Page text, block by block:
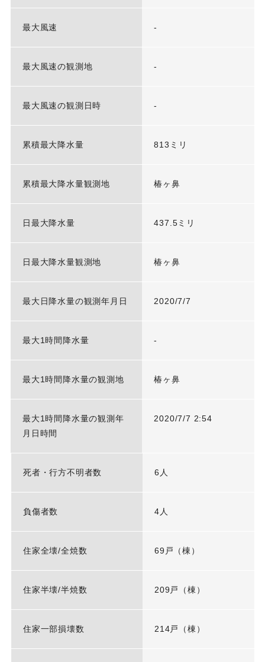
最大風速 -
最大風速の観測地 -
最大風速の観測日時 -
累積最大降水量 813ミリ
累積最大降水量観測地 椿ヶ鼻
日最大降水量 437.5ミリ
日最大降水量観測地 椿ヶ鼻
最大日降水量の観測年月日 2020/7/7
最大1時間降水量 -
最大1時間降水量の観測地 椿ヶ鼻
最大1時間降水量の観測年
月日時間
2020/7/7 2:54
死者・行方不明者数 6人
負傷者数 4人
住家全壊/全焼数 69戸（棟）
住家半壊/半焼数 209戸（棟）
住家一部損壊数 214戸（棟）